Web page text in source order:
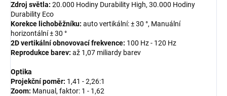
Zdroj světla: 20.000 Hodiny Durability High, 30.000 Hodiny
Durability Eco
Korekce lichoběžníku: auto vertikální: ± 30 °, Manuální
horizontální ± 30 °
2D vertikální obnovovací frekvence: 100 Hz - 120 Hz
Reprodukce barev: až 1,07 miliardy barev
Optika
Projekční poměr: 1,41 - 2,26:1
Zoom: Manual, faktor: 1 - 1,62